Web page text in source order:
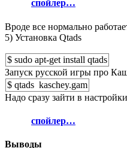
спойлер…
Вроде все нормально
5) Установка Qtads
$ sudo apt-get install qtads
Запуск русской игры про
$ qtads kaschey.gam
Надо сразу зайти в
спойлер…
Выводы